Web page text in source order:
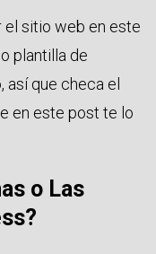
el sitio web en este
plantilla de
así que checa el
en este post te lo
o Las